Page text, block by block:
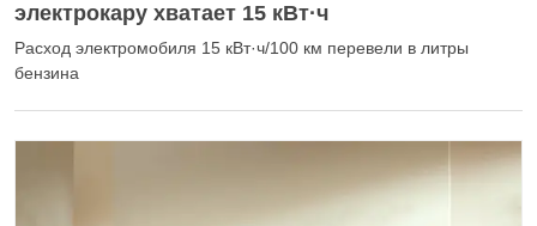
электрокару хватает 15 кВт·ч
Расход электромобиля 15 кВт·ч/100 км перевели в литры
бензина